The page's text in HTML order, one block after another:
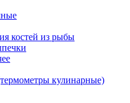
костей из рыбы
кулинарные)